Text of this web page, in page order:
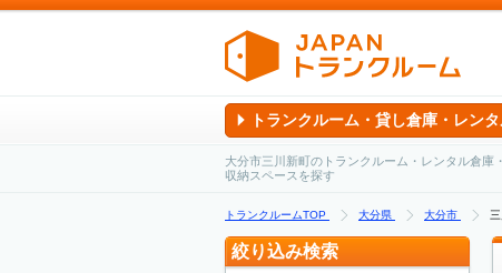
トランクルーム・貸し倉庫・レン
大分市三川新町のトランクルーム・レンタル倉
収納スペースを探す
トランクルームTOP 大分県 大分市
絞り込み検索